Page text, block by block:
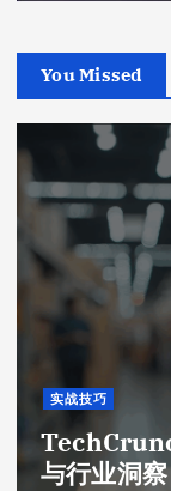
You Missed
实战技巧
与行业洞察